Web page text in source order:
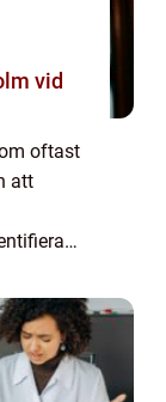
vid
oftast
att
e...